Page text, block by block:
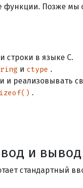
функции. Позже
строки в языке C.
и ctype .
и реализовывать
.
и вывод
стандартный